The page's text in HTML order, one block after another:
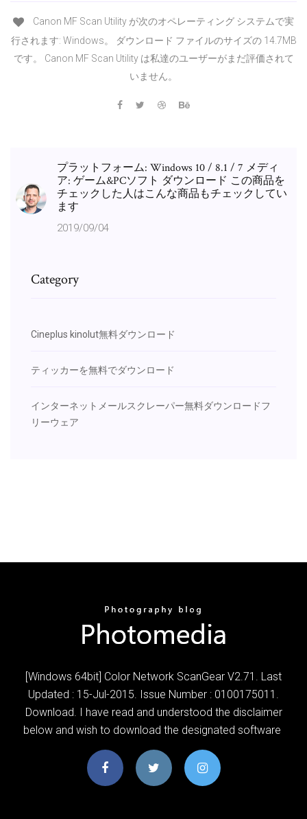
Canon MF Scan Utility が次のオペレーティング システムで実
行されます: Windows。 ダウンロード ファイルのサイズの 14.7MB
です。 Canon MF Scan Utility は私達のユーザーがまだ評価されて
いません。
プラットフォーム: Windows 10 / 8.1 / 7 メディ
ア: ゲーム&PCソフト ダウンロード この商品を
チェックした人はこんな商品もチェックしてい
ます
2019/09/04
Category
Cineplus kinolut無料ダウンロード
ティッカーを無料でダウンロード
インターネットメールスクレーパー無料ダウンロードフ
リーウェア
[Windows 64bit] Color Network ScanGear V2.71. Last
Updated : 15-Jul-2015. Issue Number : 0100175011.
Download. I have read and understood the disclaimer
below and wish to download the designated software